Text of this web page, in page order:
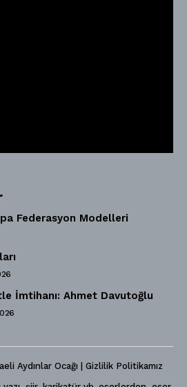
Federasyon Modelleri
İmtihanı: Ahmet Davutoğlu
Aydınlar Ocağı | Gizlilik Politikamız